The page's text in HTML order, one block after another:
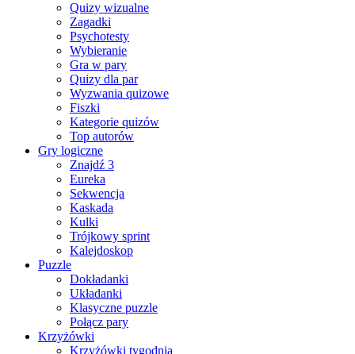
Quizy wizualne
Zagadki
Psychotesty
Wybieranie
Gra w pary
Quizy dla par
Wyzwania quizowe
Fiszki
Kategorie quizów
Top autorów
Gry logiczne
Znajdź 3
Eureka
Sekwencja
Kaskada
Kulki
Trójkowy sprint
Kalejdoskop
Puzzle
Dokładanki
Układanki
Klasyczne puzzle
Połącz pary
Krzyżówki
Krzyżówki tygodnia